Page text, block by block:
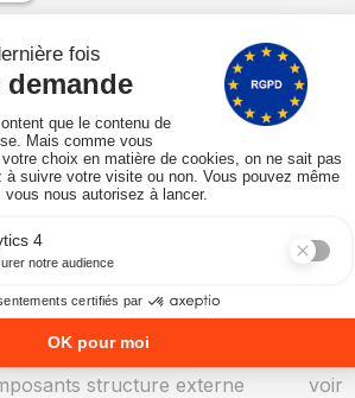
liées
détachées pour les poêles à
voir
structure externe
voir
structure externe
structure externe
voir